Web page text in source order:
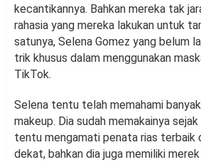
kecantikannya. Bahkan mereka tak
rahasia yang mereka lakukan untuk
satunya, Selena Gomez yang belum
trik khusus dalam menggunakan
TikTok.
Selena tentu telah memahami
makeup. Dia sudah memakainya
tentu mengamati penata rias terbaik
dekat, bahkan dia juga memiliki